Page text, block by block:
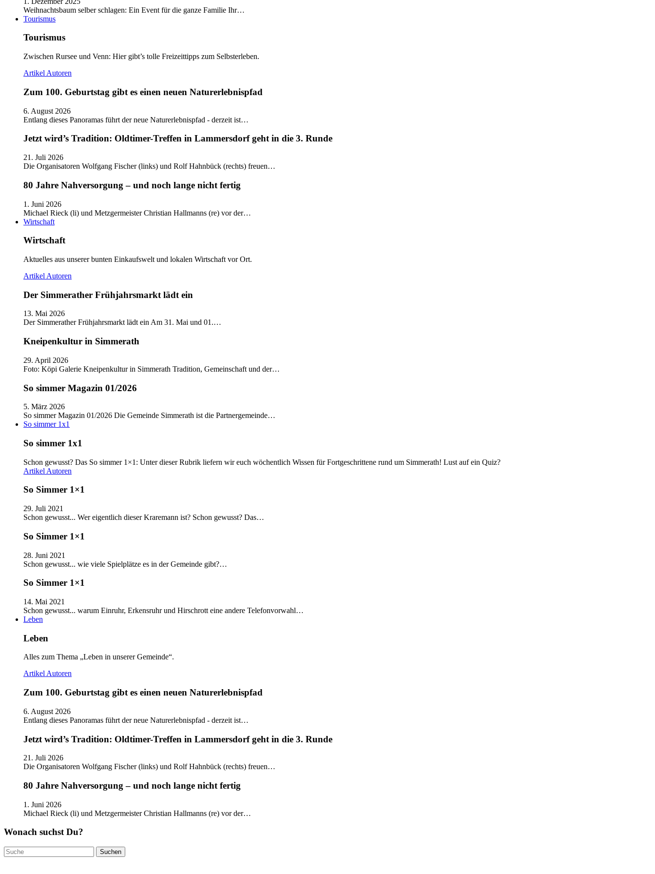
Weihnachtsbaum selber schlagen: Ein Event für die ganze Familie Ihr…
Tourismus
Tourismus
Zwischen Rursee und Venn: Hier gibt’s tolle Freizeittipps zum Selbsterleben.
Artikel Autoren
Zum 100. Geburtstag gibt es einen neuen Naturerlebnispfad
6. August 2026
Entlang dieses Panoramas führt der neue Naturerlebnispfad - derzeit ist…
Jetzt wird’s Tradition: Oldtimer-Treffen in Lammersdorf geht in die 3. Runde
21. Juli 2026
Die Organisatoren Wolfgang Fischer (links) und Rolf Hahnbück (rechts) freuen…
80 Jahre Nahversorgung – und noch lange nicht fertig
1. Juni 2026
Michael Rieck (li) und Metzgermeister Christian Hallmanns (re) vor der…
Wirtschaft
Wirtschaft
Aktuelles aus unserer bunten Einkaufswelt und lokalen Wirtschaft vor Ort.
Artikel Autoren
Der Simmerather Frühjahrsmarkt lädt ein
13. Mai 2026
Der Simmerather Frühjahrsmarkt lädt ein Am 31. Mai und 01.…
Kneipenkultur in Simmerath
29. April 2026
Foto: Köpi Galerie Kneipenkultur in Simmerath Tradition, Gemeinschaft und der…
So simmer Magazin 01/2026
5. März 2026
So simmer Magazin 01/2026 Die Gemeinde Simmerath ist die Partnergemeinde…
So simmer 1x1
So simmer 1x1
Schon gewusst? Das So simmer 1×1: Unter dieser Rubrik liefern wir euch wöchentlich Wissen für Fortgeschrittene rund um Simmerath! Lust auf ein Quiz?
Artikel Autoren
So Simmer 1×1
29. Juli 2021
Schon gewusst... Wer eigentlich dieser Kraremann ist? Schon gewusst? Das…
So Simmer 1×1
28. Juni 2021
Schon gewusst... wie viele Spielplätze es in der Gemeinde gibt?…
So Simmer 1×1
14. Mai 2021
Schon gewusst... warum Einruhr, Erkensruhr und Hirschrott eine andere Telefonvorwahl…
Leben
Leben
Alles zum Thema „Leben in unserer Gemeinde“.
ArtikelAutoren
Zum 100. Geburtstag gibt es einen neuen Naturerlebnispfad
6. August 2026
Entlang dieses Panoramas führt der neue Naturerlebnispfad - derzeit ist…
Jetzt wird’s Tradition: Oldtimer-Treffen in Lammersdorf geht in die 3. Runde
21. Juli 2026
Die Organisatoren Wolfgang Fischer (links) und Rolf Hahnbück (rechts) freuen…
80 Jahre Nahversorgung – und noch lange nicht fertig
1. Juni 2026
Michael Rieck (li) und Metzgermeister Christian Hallmanns (re) vor der…
Wonach suchst Du?
Suchen
nach: